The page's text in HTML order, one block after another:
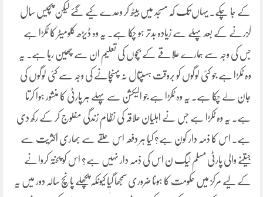
کے جا چکے۔ یہاں تک کہ مسجد میں بیٹھ کر وعدے کیے گئے لیکن پچیس سال
گزرنے کے بعد پہلے سے زیادہ بدتر ہو چکا ہے۔ یہ وہ ڈیڑھ کلومیٹر کا ٹکڑا ہے
جس کی وجہ سے ہمارے علاقے کے بچوں کی تعلیم ان سے چھین رہا ہے۔ یہ
وہ ٹکڑا ہے جو کئی لوگوں کو بروقت ہسپتال نہ پہنچانے کی وجہ سے کئی لوگوں کی
جان لے چکا ہے۔ یہ وہ ٹکڑا ہے جو الیکشن سے پہلے ہر پارٹی کا منشور ہوا کرتا
ہے۔ یہ وہ ٹکڑا ہے جس نے اہلیان علاقہ کی نظام زندگی مفلوج کر کے رکھ دی
ہے۔ اس کا ذمہ دار کون ہے؟ کیا ہر دفعہ اس حلقے سے بھاری اکثریت سے
جیتنے والی پارٹی مسلم لیگ ن اس کی ذمہ دار نہیں ہے؟ اس کو پختہ کروانے
کے لیے مرکز میں حکومت کا ہونا ضروری سمجھا گیا کیونکہ پچھلے پانچ سالہ دور میں یہ